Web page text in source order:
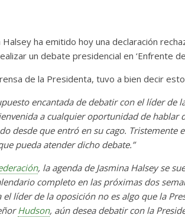
ha emitido hoy una declaración
un debate presidencial en ‘Enfrente
de la Presidenta, tuvo a bien decir
encantada de debatir con el líder de
a cualquier oportunidad de hablar
desde que entró en su cago. Tristemente
pueda atender dicho debate.”
, la agenda de Jasmina Halsey se
completo en las próximas dos
líder de la oposición no es algo que la
Hudson, aún desea debatir con la
Txus 0